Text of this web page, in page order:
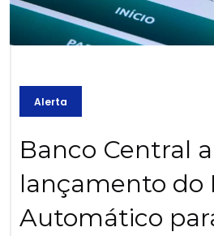
Alerta
Banco Central
lançamento do
Automático